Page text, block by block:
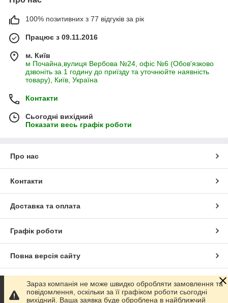
100% позитивних з 77 відгуків за рік
Працює з 09.11.2016
м. Київ
м Почайна,вулиця Вербова №24, офіс №6 (Обов'язково
дзвоніть за 1 годину до приїзду та уточнюйте наявність
товару), Київ, Україна
Контакти
Сьогодні вихідний
Показати весь графік роботи
Про нас
Контакти
Доставка та оплата
Графік роботи
Повна версія сайту
Сайт створено на маркетплейсі Prom.ua
Зараз компанія не може швидко обробляти замовлення та
повідомлення, оскільки за її графіком роботи сьогодні
вихідний. Ваша заявка буде оброблена в найближчий